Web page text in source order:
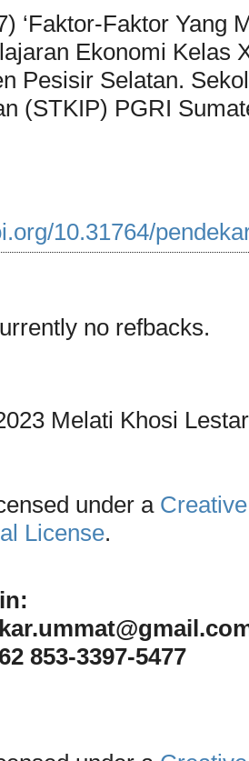
‘Faktor-Faktor Yang
Ekonomi Kelas
Pesisir Selatan.
(STKIP) PGRI
10.31764/
no refbacks.
Melati Khosi
under a
License.
853-3397-5477